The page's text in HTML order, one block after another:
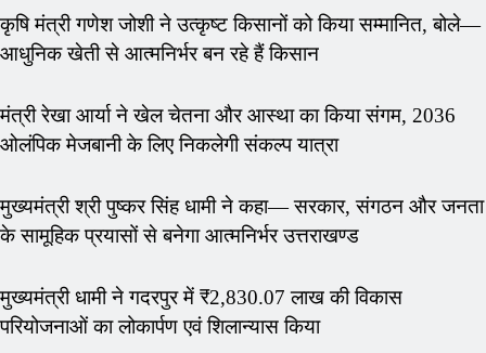
कृषि मंत्री गणेश जोशी ने उत्कृष्ट किसानों को किया सम्मानित, बोले—
आधुनिक खेती से आत्मनिर्भर बन रहे हैं किसान
मंत्री रेखा आर्या ने खेल चेतना और आस्था का किया संगम, 2036
ओलंपिक मेजबानी के लिए निकलेगी संकल्प यात्रा
मुख्यमंत्री श्री पुष्कर सिंह धामी ने कहा— सरकार, संगठन और जनता
के सामूहिक प्रयासों से बनेगा आत्मनिर्भर उत्तराखण्ड
मुख्यमंत्री धामी ने गदरपुर में ₹2,830.07 लाख की विकास
परियोजनाओं का लोकार्पण एवं शिलान्यास किया